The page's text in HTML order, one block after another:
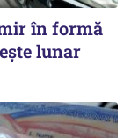
în formă
lunar